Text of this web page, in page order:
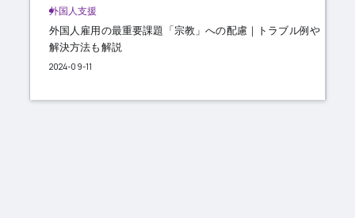
外国人支援
外国人雇用の最重要課題「宗教」への配慮｜トラブル例や
解決方法も解説
2024-09-11